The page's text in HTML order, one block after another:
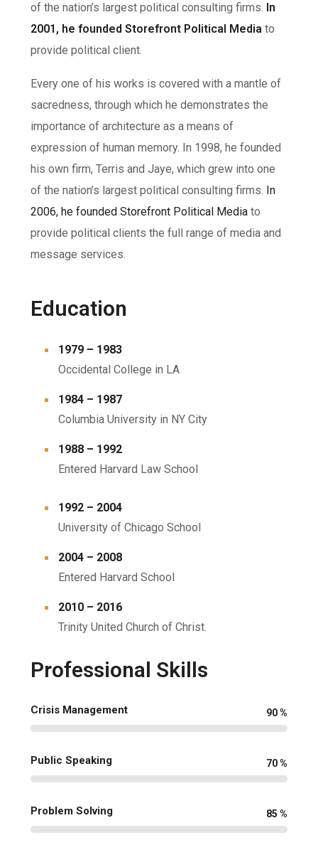
of the nation’s largest political consulting firms. In
2001, he founded Storefront Political Mediato
provide political client.
Every one of his works is covered with a mantle of
sacredness, through which he demonstrates the
importance of architecture as a means of
expression of human memory. In 1998, he founded
his own firm, Terris and Jaye, which grew into one
of the nation’s largest political consulting firms. In
2006, he founded Storefront Political Mediato
provide political clients the full range of media and
message services.
Education
1979 – 1983
Occidental College in LA
1984 – 1987
Columbia University in NY City
1988 – 1992
Entered Harvard Law School
1992 – 2004
University of Chicago School
2004 – 2008
Entered Harvard School
2010 – 2016
Trinity United Church of Christ.
Professional Skills
Crisis Management 90 %
Public Speaking 70 %
Problem Solving 85 %